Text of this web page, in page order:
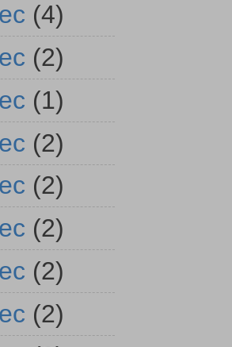
(4)
(2)
(1)
(2)
(2)
(2)
(2)
(2)